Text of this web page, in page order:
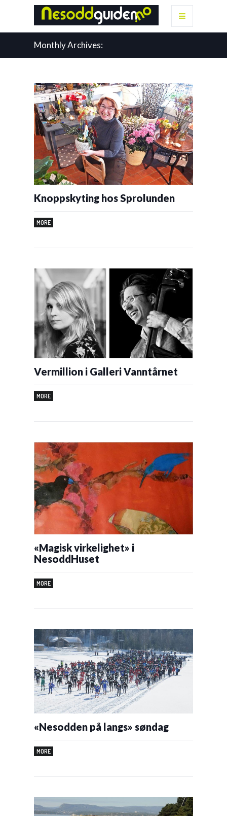
Monthly Archives:
Knoppskyting hos Sprolunden
MORE
Vermillion i Galleri Vanntårnet
MORE
«Magisk virkelighet» i
NesoddHuset
MORE
«Nesodden på langs» søndag
MORE